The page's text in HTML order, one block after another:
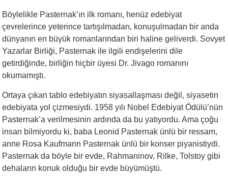
Böylelikle Pasternak’ın ilk romanı, henüz edebiyat
çevrelerince yeterince tartışılmadan, konuşulmadan bir anda
dünyanın en büyük romanlarından biri haline geliverdi. Sovyet
Yazarlar Birliği, Pasternak ile ilgili endişelerini dile
getirdiğinde, birliğin hiçbir üyesi Dr. Jivago romanını
okumamıştı.
Ortaya çıkan tablo edebiyatın siyasallaşması değil, siyasetin
edebiyata yol çizmesiydi. 1958 yılı Nobel Edebiyat Ödülü’nün
Pasternak’a verilmesinin ardında da bu yatıyordu. Ama çoğu
insan bilmiyordu ki, baba Leonid Pasternak ünlü bir ressam,
anne Rosa Kaufmann Pasternak ünlü bir konser piyanistiydi.
Pasternak da böyle bir evde, Rahmaninov, Rilke, Tolstoy gibi
dehaların konuk olduğu bir evde büyümüştü.